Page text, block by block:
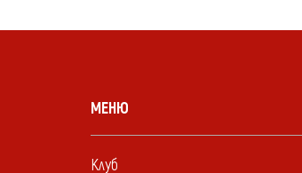
МЕНЮ
Клуб